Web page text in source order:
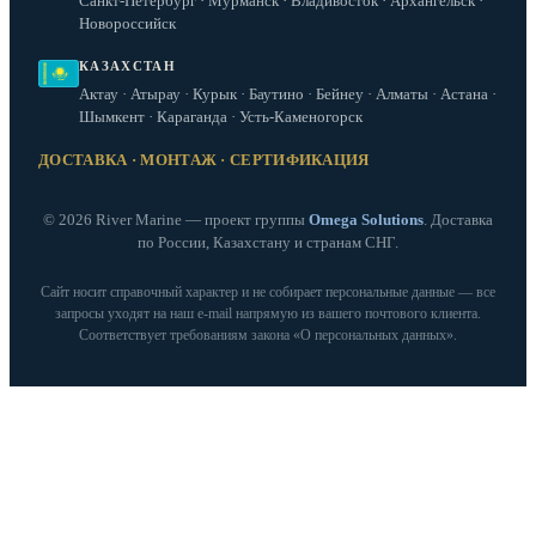
Новороссийск
КАЗАХСТАН
Актау · Атырау · Курык · Баутино · Бейнеу · Алматы · Астана ·
Шымкент · Караганда · Усть-Каменогорск
ДОСТАВКА · МОНТАЖ · СЕРТИФИКАЦИЯ
© 2026 River Marine — проект группы Omega Solutions. Доставка
по России, Казахстану и странам СНГ.
Сайт носит справочный характер и не собирает персональные данные — все
запросы уходят на наш e‑mail напрямую из вашего почтового клиента.
Соответствует требованиям закона «О персональных данных».